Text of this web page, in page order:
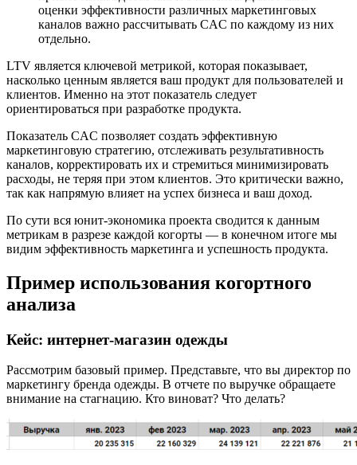
оценки эффективности различных маркетинговых
каналов важно рассчитывать CAC по каждому из них
отдельно.
LTV является ключевой метрикой, которая показывает,
насколько ценным является ваш продукт для пользователей и
клиентов. Именно на этот показатель следует
ориентироваться при разработке продукта.
Показатель CAC позволяет создать эффективную
маркетинговую стратегию, отслеживать результативность
каналов, корректировать их и стремиться минимизировать
расходы, не теряя при этом клиентов. Это критически важно,
так как напрямую влияет на успех бизнеса и ваш доход.
По сути вся юнит-экономика проекта сводится к данным
метрикам в разрезе каждой когорты — в конечном итоге мы
видим эффективность маркетинга и успешность продукта.
Пример использования когортного
анализа
Кейс: интернет-магазин одежды
Рассмотрим базовый пример. Представьте, что вы директор по
маркетингу бренда одежды. В отчете по выручке обращаете
внимание на стагнацию. Кто виноват? Что делать?